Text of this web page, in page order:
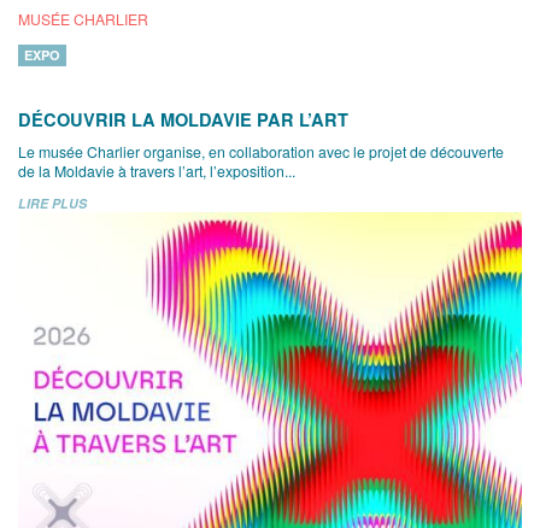
MUSÉE CHARLIER
EXPO
DÉCOUVRIR LA MOLDAVIE PAR L’ART
Le musée Charlier organise, en collaboration avec le projet de découverte
de la Moldavie à travers l’art, l’exposition...
LIRE PLUS